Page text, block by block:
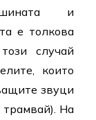
и
е толкова
случай
които
звуци
На